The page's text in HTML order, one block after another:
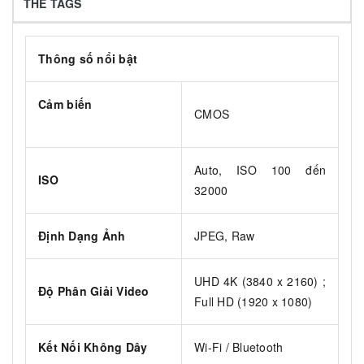
THẺ TAGS
Thông số nổi bật
Cảm biến
CMOS
ISO
Auto, ISO 100 đến
32000
Định Dạng Ảnh JPEG, Raw
Độ Phân Giải Video
UHD 4K (3840 x 2160) ;
Full HD (1920 x 1080)
Kết Nối Không Dây Wi-Fi / Bluetooth